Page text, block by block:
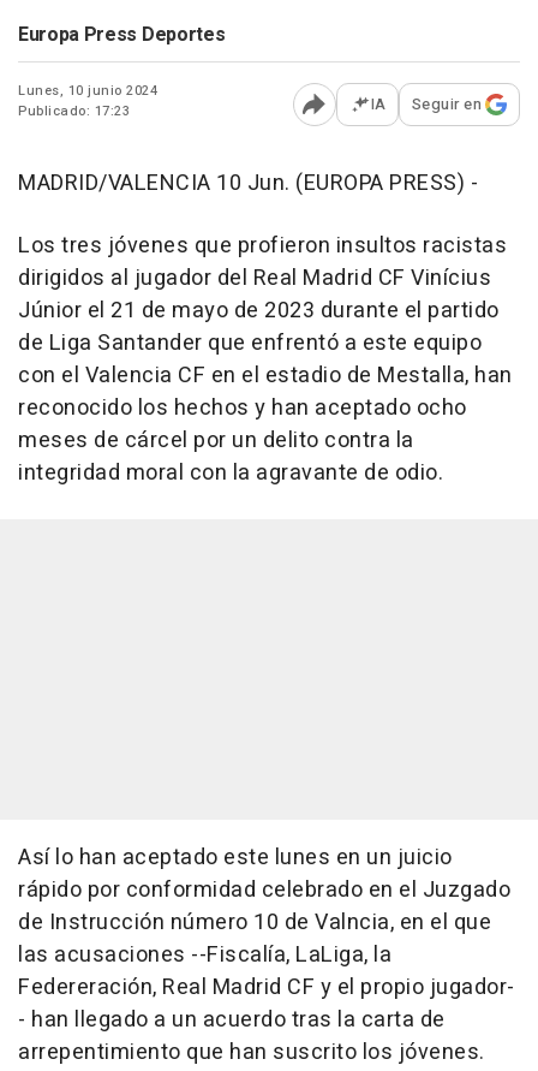
Europa Press Deportes
Lunes, 10 junio 2024
Publicado: 17:23
Abrir opciones para
IA Seguir en
MADRID/VALENCIA 10 Jun. (EUROPA PRESS) -
Los tres jóvenes que profieron insultos racistas
dirigidos al jugador del Real Madrid CF Vinícius
Júnior el 21 de mayo de 2023 durante el partido
de Liga Santander que enfrentó a este equipo
con el Valencia CF en el estadio de Mestalla, han
reconocido los hechos y han aceptado ocho
meses de cárcel por un delito contra la
integridad moral con la agravante de odio.
Así lo han aceptado este lunes en un juicio
rápido por conformidad celebrado en el Juzgado
de Instrucción número 10 de Valncia, en el que
las acusaciones --Fiscalía, LaLiga, la
Federeración, Real Madrid CF y el propio jugador-
- han llegado a un acuerdo tras la carta de
arrepentimiento que han suscrito los jóvenes.